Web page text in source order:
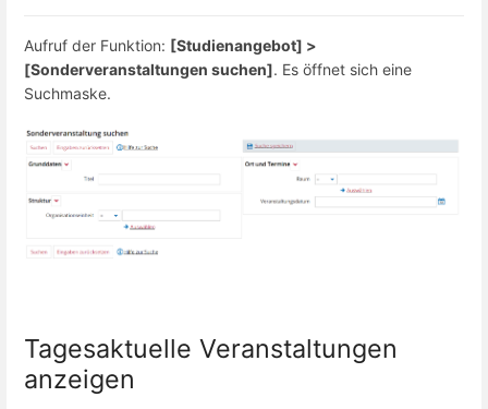
Aufruf der Funktion: [Studienangebot] >
[Sonderveranstaltungen suchen]. Es öffnet sich eine
Suchmaske.
Tagesaktuelle Veranstaltungen
anzeigen